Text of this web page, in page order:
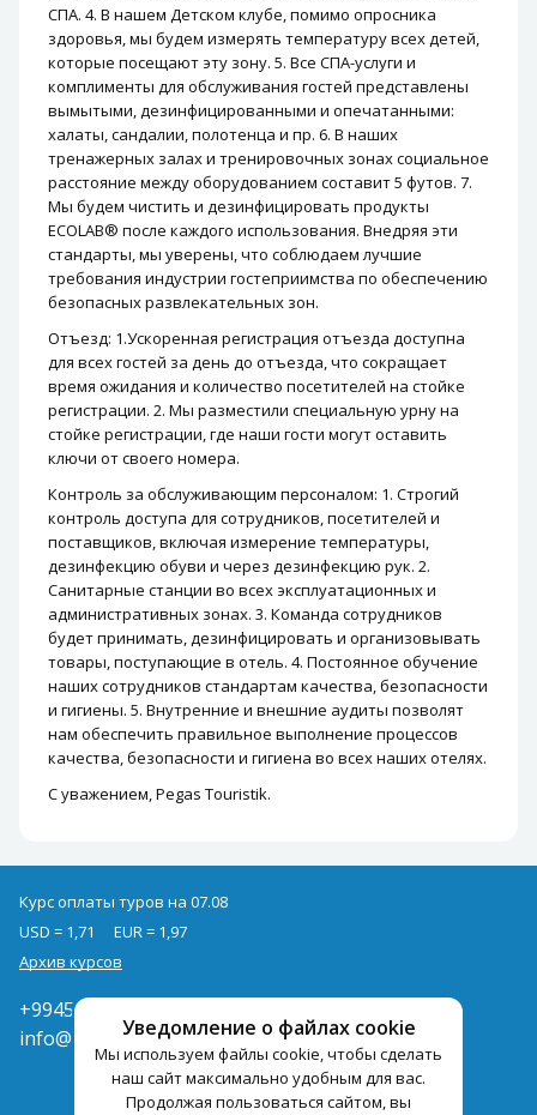
СПА. 4. В нашем Детском клубе, помимо опросника
здоровья, мы будем измерять температуру всех детей,
которые посещают эту зону. 5. Все СПА-услуги и
комплименты для обслуживания гостей представлены
вымытыми, дезинфицированными и опечатанными:
халаты, сандалии, полотенца и пр. 6. В наших
тренажерных залах и тренировочных зонах социальное
расстояние между оборудованием составит 5 футов. 7.
Мы будем чистить и дезинфицировать продукты
ECOLAB® после каждого использования. Внедряя эти
стандарты, мы уверены, что соблюдаем лучшие
требования индустрии гостеприимства по обеспечению
безопасных развлекательных зон.
Отъезд: 1.Ускоренная регистрация отъезда доступна
для всех гостей за день до отъезда, что сокращает
время ожидания и количество посетителей на стойке
регистрации. 2. Мы разместили специальную урну на
стойке регистрации, где наши гости могут оставить
ключи от своего номера.
Контроль за обслуживающим персоналом: 1. Строгий
контроль доступа для сотрудников, посетителей и
поставщиков, включая измерение температуры,
дезинфекцию обуви и через дезинфекцию рук. 2.
Санитарные станции во всех эксплуатационных и
административных зонах. 3. Команда сотрудников
будет принимать, дезинфицировать и организовывать
товары, поступающие в отель. 4. Постоянное обучение
наших сотрудников стандартам качества, безопасности
и гигиены. 5. Внутренние и внешние аудиты позволят
нам обеспечить правильное выполнение процессов
качества, безопасности и гигиена во всех наших отелях.
С уважением, Pegas Touristik.
Уведомление о файлах cookie
Мы используем файлы cookie, чтобы сделать
наш сайт максимально удобным для вас.
Продолжая пользоваться сайтом, вы
Курс оплаты туров на 07.08
USD = 1,71
EUR = 1,97
Архив курсов
+994502285435
info@pegast.az